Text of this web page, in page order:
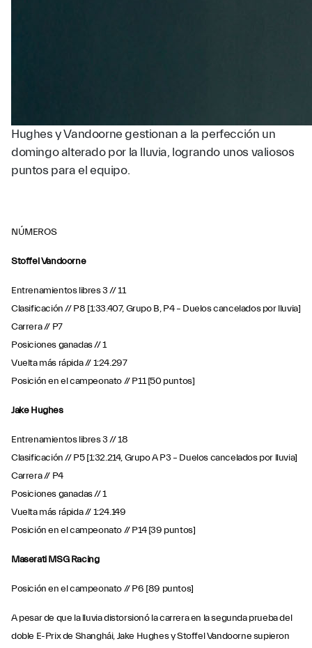
Hughes y Vandoorne gestionan a la perfección un
domingo alterado por la lluvia, logrando unos valiosos
puntos para el equipo.
NÚMEROS
Stoffel Vandoorne
Entrenamientos libres 3 // 11
Clasificación // P8 [1:33.407, Grupo B, P4 – Duelos cancelados por lluvia]
Carrera // P7
Posiciones ganadas // 1
Vuelta más rápida // 1:24.297
Posición en el campeonato // P11 [50 puntos]
Jake Hughes
Entrenamientos libres 3 // 18
Clasificación // P5 [1:32.214, Grupo A P3 – Duelos cancelados por lluvia]
Carrera // P4
Posiciones ganadas // 1
Vuelta más rápida // 1:24.149
Posición en el campeonato // P14 [39 puntos]
Maserati MSG Racing
Posición en el campeonato // P6 [89 puntos]
A pesar de que la lluvia distorsionó la carrera en la segunda prueba del
doble E-Prix de Shanghái, Jake Hughes y Stoffel Vandoorne supieron